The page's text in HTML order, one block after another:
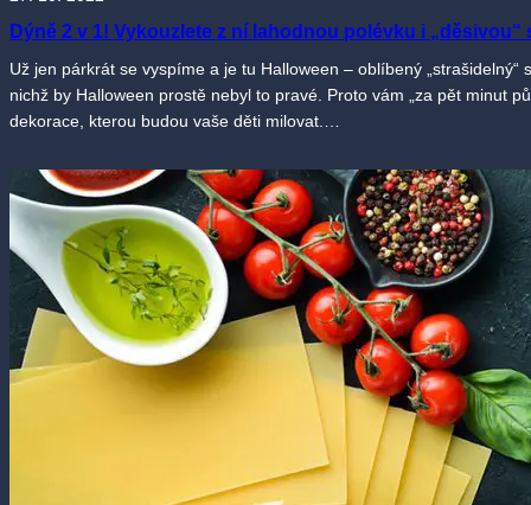
Dýně 2 v 1! Vykouzlete z ní lahodnou polévku i „děsivou“
Už jen párkrát se vyspíme a je tu Halloween – oblíbený
nichž by Halloween prostě nebyl to pravé. Proto vám „za pět minut
dekorace, kterou budou vaše děti milovat.…